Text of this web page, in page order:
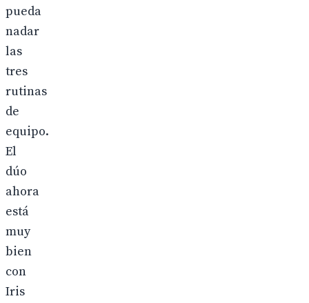
pueda
nadar
las
tres
rutinas
de
equipo.
El
dúo
ahora
está
muy
bien
con
Iris